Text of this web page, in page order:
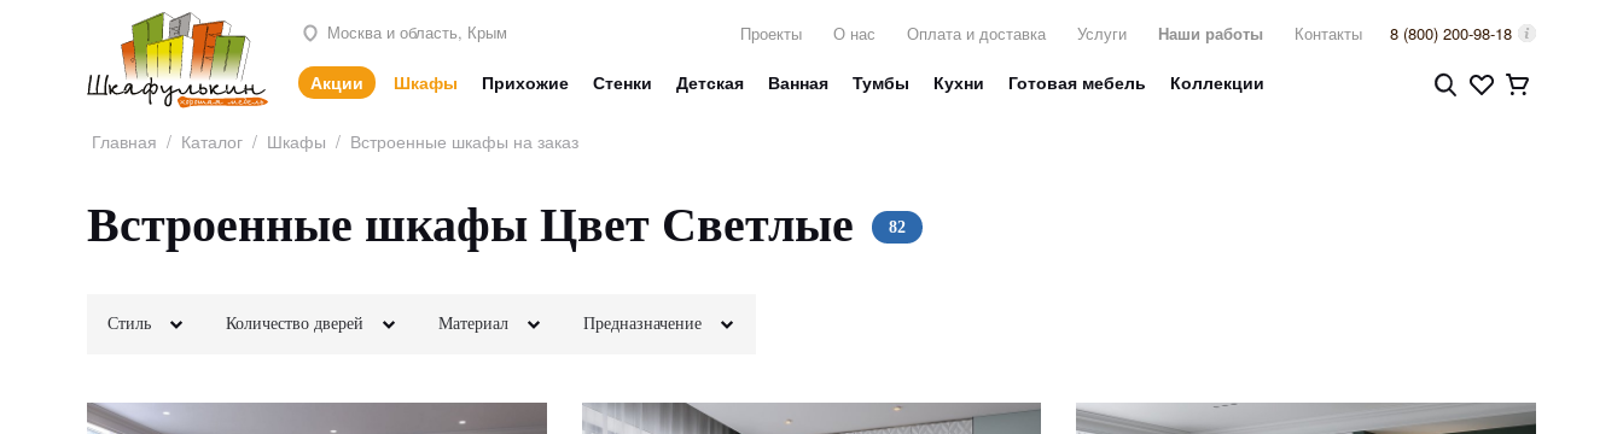
Москва и область, Крым Проекты О нас Оплата и доставка Услуги Наши работы Контакты 8 (800) 200-98-18
Акции Шкафы Прихожие Стенки Детская Ванная Тумбы Кухни Готовая мебель Коллекции
Главная / Каталог / Шкафы / Встроенные шкафы на заказ
Стиль
Классика Лофт
Количество дверей
2х створчатые
Материал
МДФ Стекло
Предназначение
Для белья
Встроенные шкафы Цвет Светлые